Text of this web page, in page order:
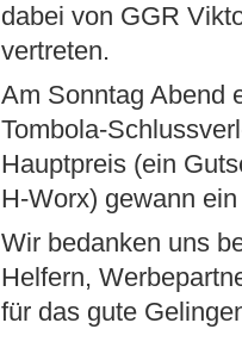
dabei von GGR
vertreten.
Am Sonntag Abend
Tombola-
Hauptpreis (ein
H-Worx) gewann
Wir bedanken uns
Helfern,
für das gute